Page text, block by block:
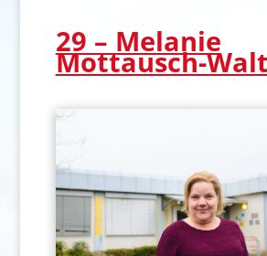
29 – Melanie
Mottausch-